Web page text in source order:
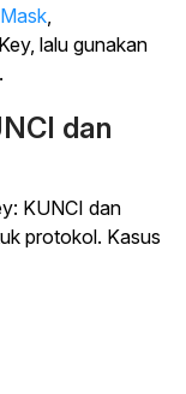
,
lalu gunakan
dan
KUNCI dan
protokol. Kasus